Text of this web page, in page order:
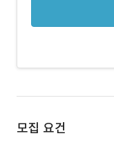
모집 요건